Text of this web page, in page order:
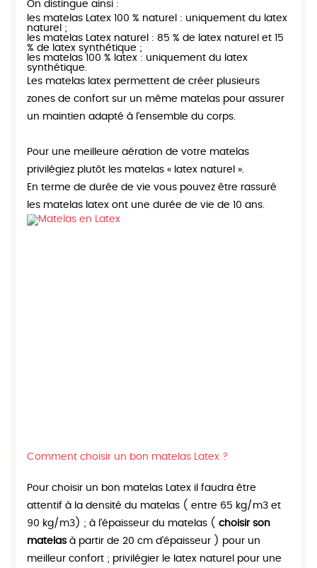
On distingue ainsi :
les matelas Latex 100 % naturel : uniquement du latex
naturel ;
les matelas Latex naturel : 85 % de latex naturel et 15
% de latex synthétique ;
les matelas 100 % latex : uniquement du latex
synthétique.
Les matelas latex permettent de créer plusieurs
zones de confort sur un même matelas pour assurer
un maintien adapté à l’ensemble du corps.
Pour une meilleure aération de votre matelas
privilégiez plutôt les matelas « latex naturel ».
En terme de durée de vie vous pouvez être rassuré
les matelas latex ont une durée de vie de 10 ans.
Comment choisir un bon matelas Latex ?
Pour choisir un bon matelas Latex il faudra être
attentif à la densité du matelas ( entre 65 kg/m3 et
90 kg/m3) ; à l’épaisseur du matelas ( choisir son
matelas à partir de 20 cm d’épaisseur ) pour un
meilleur confort ; privilégier le latex naturel pour une